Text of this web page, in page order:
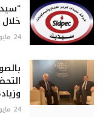
24 مايو 2022
24 مايو 2022